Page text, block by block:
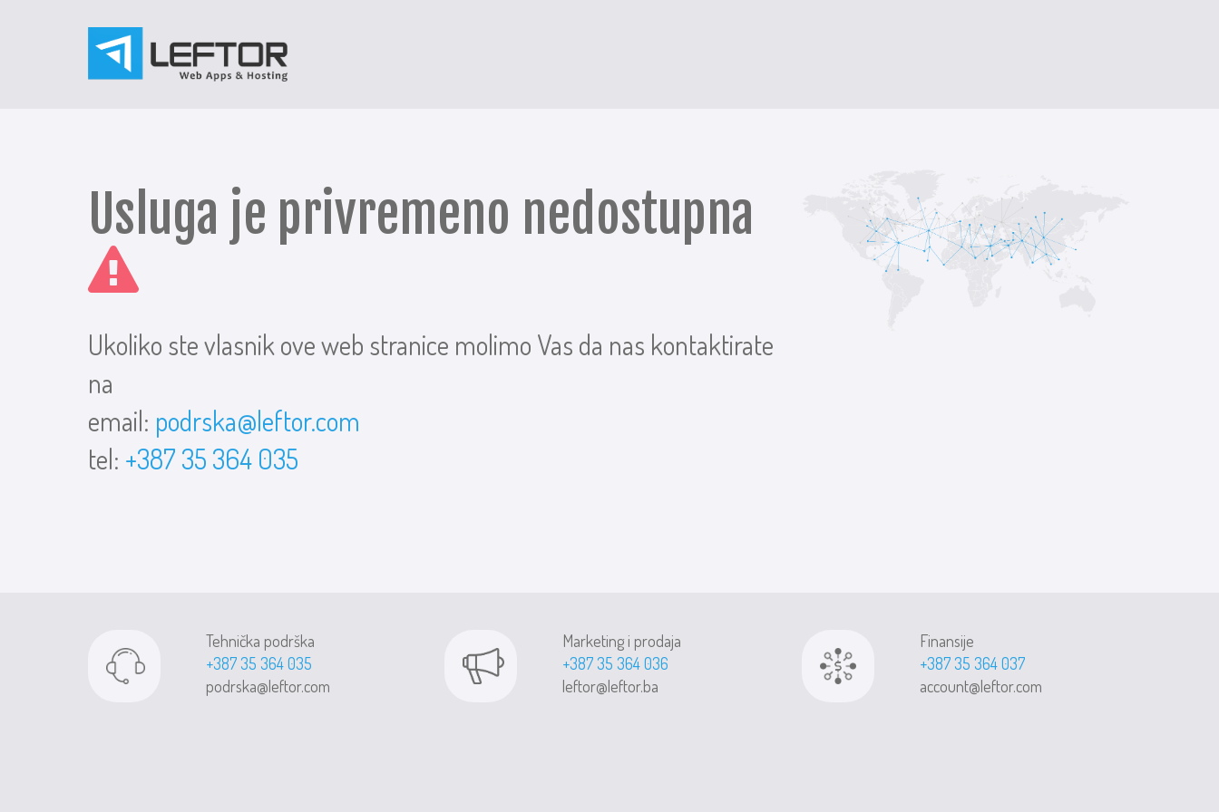
Usluga je privremeno nedostupna
Ukoliko ste vlasnik ove web stranice molimo Vas da nas kontaktirate
na
email: podrska@leftor.com
tel: +387 35 364 035
Tehnička podrška
+387 35 364 035
podrska@leftor.com
Marketing i prodaja
+387 35 364 036
leftor@leftor.ba
Finansije
+387 35 364 037
account@leftor.com